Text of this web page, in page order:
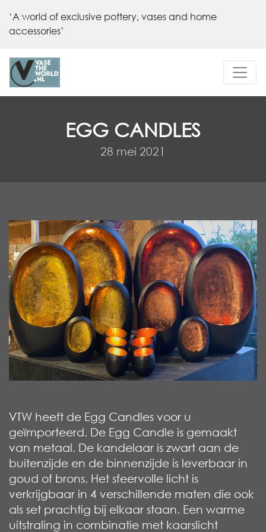
‘A world of exclusive pottery, vases and home
accessories’
EGG CANDLES
28 mei 2021
VTW heeft de Egg Candles voor u
geïmporteerd. De Egg Candle is gemaakt
van metaal. De kandelaar is zwart aan de
buitenzijde en de binnenzijde is leverbaar in
goud of brons. Het sfeervolle licht is
verkrijgbaar in 4 verschillende maten die ook
als set prachtig bij elkaar staan. Een warme
uitstraling in combinatie met kaarslicht